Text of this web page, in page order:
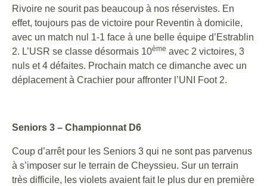
Rivoire ne sourit pas beaucoup à nos réservistes. En
effet, toujours pas de victoire pour Reventin à domicile,
avec un match nul 1-1 face à une belle équipe d’Estrablin
2. L’USR se classe désormais 10ème avec 2 victoires, 3
nuls et 4 défaites. Prochain match ce dimanche avec un
déplacement à Crachier pour affronter l’UNI Foot 2.
Seniors 3 – Championnat D6
Coup d’arrêt pour les Seniors 3 qui ne sont pas parvenus
à s’imposer sur le terrain de Cheyssieu. Sur un terrain
très difficile, les violets avaient fait le plus dur en première